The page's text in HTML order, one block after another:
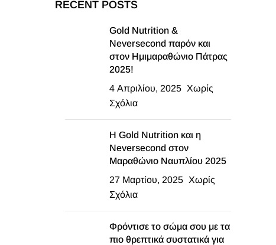
RECENT POSTS
Gold Nutrition &
Neversecond παρόν και
στον Ημιμαραθώνιο Πάτρας
2025!
4 Απριλίου, 2025 Χωρίς
Σχόλια
Η Gold Nutrition και η
Neversecond στον
Μαραθώνιο Ναυπλίου 2025
27 Μαρτίου, 2025 Χωρίς
Σχόλια
Φρόντισε το σώμα σου με τα
πιο θρεπτικά συστατικά για